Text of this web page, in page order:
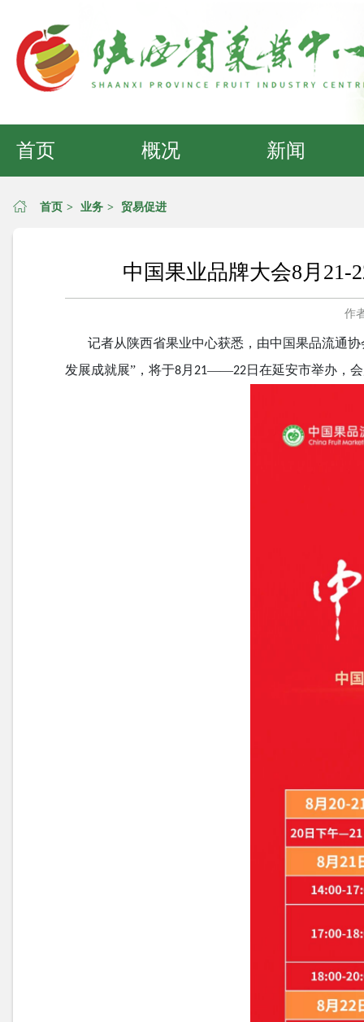
首页 概况 新闻
首页 > 业务 > 贸易促进
中国果业品牌大会8月21-
作
记者从陕西省果业中心获悉，由中国果品流通
发展成就展”，将于8月 21——22日在延安市举办，